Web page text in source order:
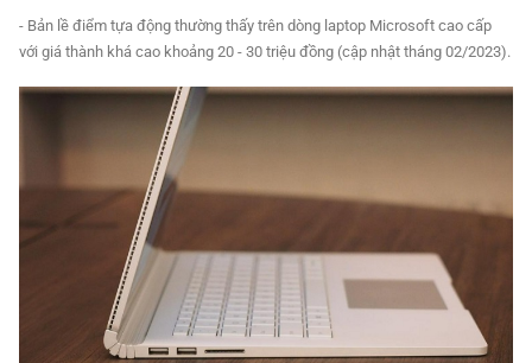
- Bản lề điểm tựa động thường thấy trên dòng laptop Microsoft cao cấp
với giá thành khá cao khoảng 20 - 30 triệu đồng (cập nhật tháng 02/2023).